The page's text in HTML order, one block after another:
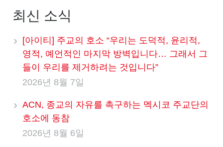
최신 소식
[아이티] 주교의 호소 “우리는 도덕적, 윤리적,
영적, 예언적인 마지막 방벽입니다… 그래서 그
들이 우리를 제거하려는 것입니다”
2026년 8월 7일
ACN, 종교의 자유를 촉구하는 멕시코 주교단의
호소에 동참
2026년 8월 6일